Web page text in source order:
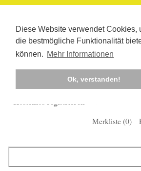
Diese Website verwendet Cookies,
die bestmögliche Funktionalität
können. Mehr Informationen
Ok, verstanden!
Kostenlos registrieren
Merkliste (0)